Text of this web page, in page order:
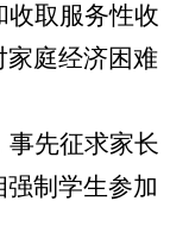
收取服务性收
家庭经济困难
事先征求家长
制学生参加